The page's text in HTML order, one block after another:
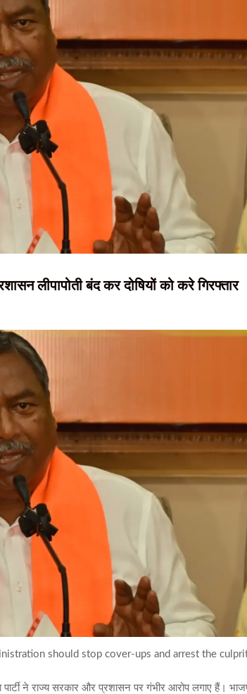
हिंदी
, HINDI
हिंदी समाचार,
नाउ
की कार्रवाई के निर्देश
की उच्च स्तरीय कमेटी से होगी वार्ता
वारदात में इस्तेमाल बाइक बरामद
अभियान, भूमि बैंक रद्द करने की मांग तेज
लीपापोती बंद कर दोषियों को करे गिरफ्तार
should stop cover-ups and arrest the
ने राज्य सरकार और प्रशासन पर गंभीर आरोप लगाए हैं।